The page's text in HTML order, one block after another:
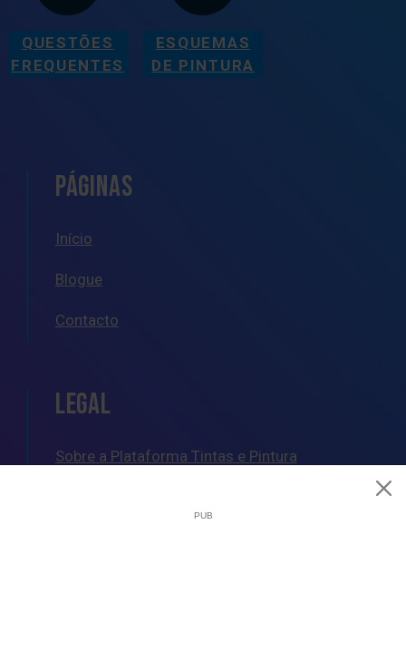
QUESTÕES
FREQUENTES
ESQUEMAS
DE PINTURA
PÁGINAS
Início
Blogue
Contacto
LEGAL
Sobre a Plataforma Tintas e Pintura